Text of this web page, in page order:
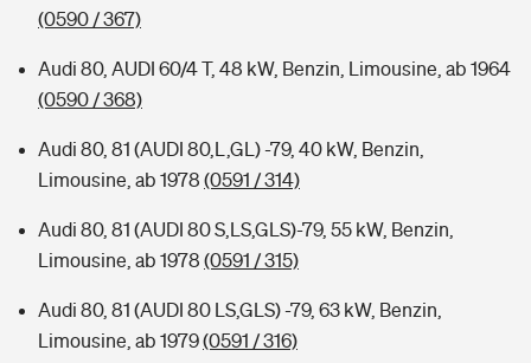
(0590 / 367)
Audi 80, AUDI 60/4 T, 48 kW, Benzin, Limousine, ab 1964
(0590 / 368)
Audi 80, 81 (AUDI 80,L,GL) -79, 40 kW, Benzin,
Limousine, ab 1978 (0591 / 314)
Audi 80, 81 (AUDI 80 S,LS,GLS)-79, 55 kW, Benzin,
Limousine, ab 1978 (0591 / 315)
Audi 80, 81 (AUDI 80 LS,GLS) -79, 63 kW, Benzin,
Limousine, ab 1979(0591 / 316)